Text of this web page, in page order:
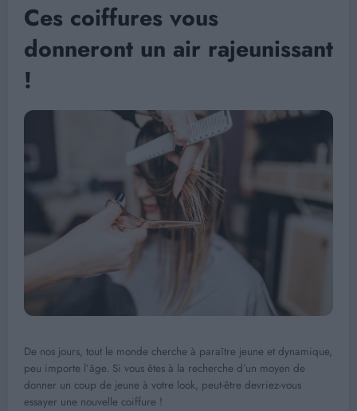
Ces coiffures vous
donneront un air rajeunissant
!
De nos jours, tout le monde cherche à paraître jeune et dynamique,
peu importe l’âge. Si vous êtes à la recherche d’un moyen de
donner un coup de jeune à votre look, peut-être devriez-vous
essayer une nouvelle coiffure !